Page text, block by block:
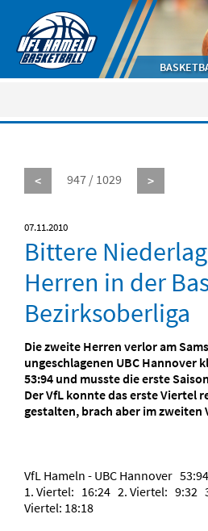
< 947 / 1029 >
07.11.2010
Bittere
Herren in der
Bezirksoberliga
Die zweite Herren verlor am
ungeschlagenen UBC Hannover
53:94 und musste die erste
Der VfL konnte das erste Viertel
gestalten, brach aber im
VfL Hameln - UBC Hannover
1. Viertel: 16:24 2. Viertel: 9:32
Viertel: 18:18